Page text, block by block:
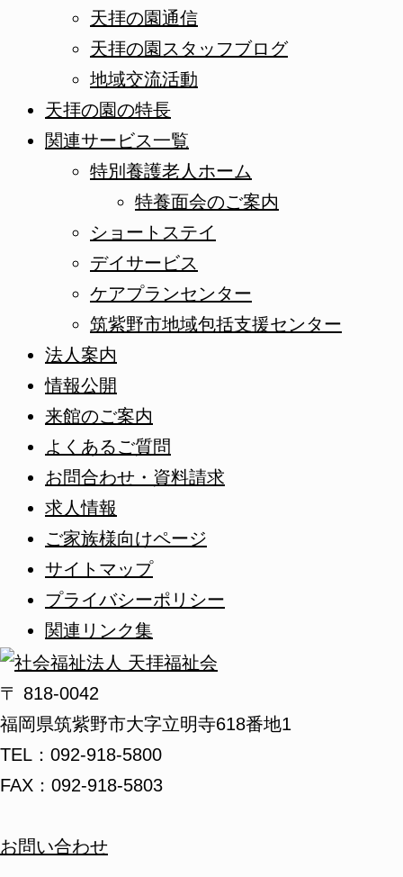
天拝の園通信
天拝の園スタッフブログ
地域交流活動
天拝の園の特長
関連サービス一覧
特別養護老人ホーム
特養面会のご案内
ショートステイ
デイサービス
ケアプランセンター
筑紫野市地域包括支援センター
法人案内
情報公開
来館のご案内
よくあるご質問
お問合わせ・資料請求
求人情報
ご家族様向けページ
サイトマップ
プライバシーポリシー
関連リンク集
〒 818-0042
福岡県筑紫野市大字立明寺618番地1
TEL：092-918-5800
FAX：092-918-5803
お問い合わせ